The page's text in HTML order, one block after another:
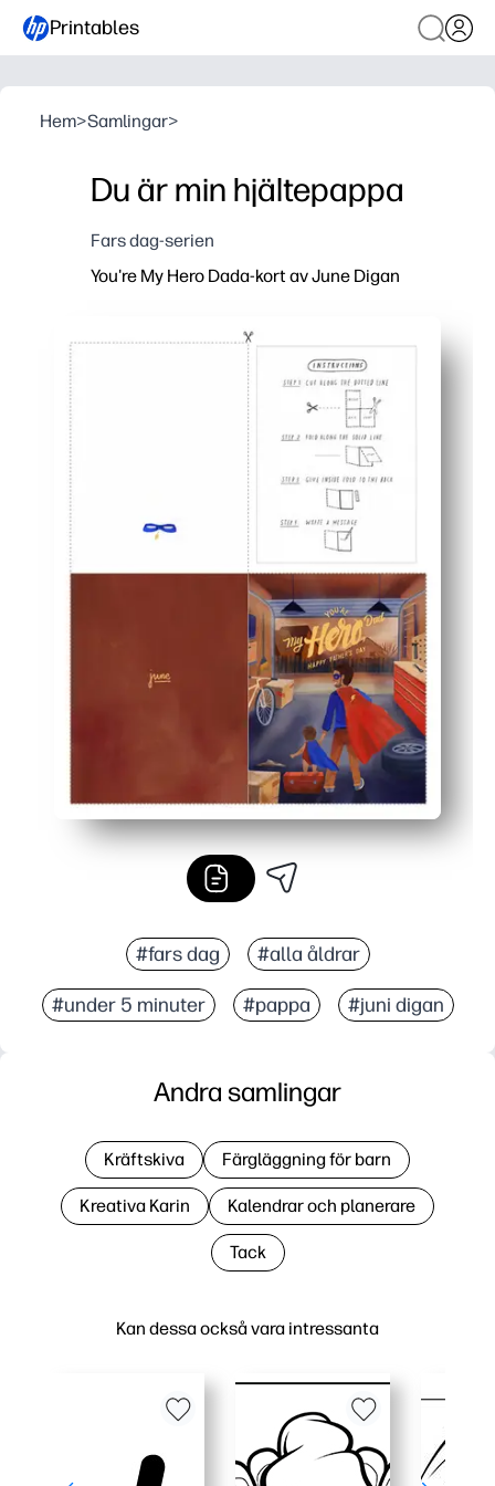
Printables
Hem>Samlingar>
Du är min hjältepappa
Fars dag-serien
You're My Hero Dada-kort av June Digan
#fars dag #alla åldrar
#under 5 minuter #pappa #juni digan
Kan dessa också vara intressanta
Andra samlingar
Kräftskiva Färgläggning för barn
Kreativa Karin Kalendrar och planerare
Tack